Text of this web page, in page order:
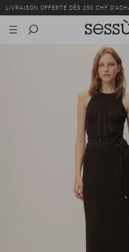
LIVRAISON OFFERTE DÈS 250 CHF
TOUS LES PRIX INCLUENT LA TVA ET
LIVRAISON OFFERTE DÈS 250 CHF
TOUS LES PRIX INCLUENT LA TVA ET